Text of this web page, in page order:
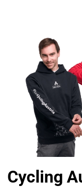
Cycling